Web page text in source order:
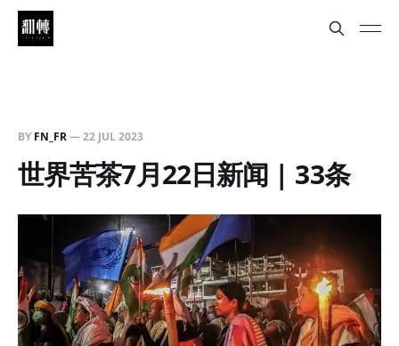
BY FN_FR—22 JUL 2023
世界苦茶7月22日新闻 | 33条